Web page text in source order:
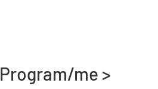
Program/me >